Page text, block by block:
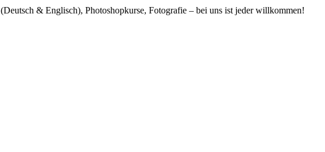
& Englisch), Photoshopkurse, Fotografie – bei uns ist jeder willkommen!